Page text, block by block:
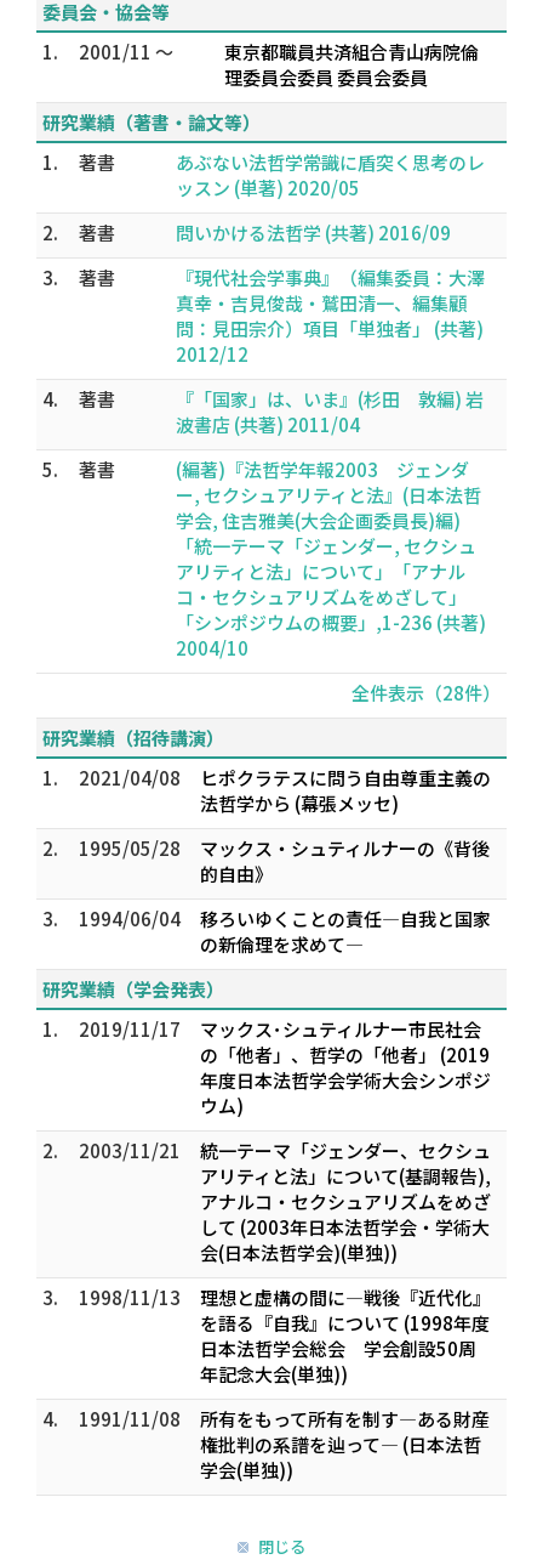
委員会・協会等
1.
2001/11 ～
東京都職員共済組合青山病院倫
理委員会委員 委員会委員
研究業績（著書・論文等）
1.
著書
あぶない法哲学――常識に盾突く思考のレ
ッスン (単著) 2020/05
2.
著書
問いかける法哲学 (共著) 2016/09
3.
著書
『現代社会学事典』（編集委員：大澤
真幸・吉見俊哉・鷲田清一、編集顧
問：見田宗介）項目「単独者」 (共著)
2012/12
4.
著書
『「国家」は、いま』(杉田 敦編) 岩
波書店 (共著) 2011/04
5.
著書
(編著)『法哲学年報2003 ジェンダ
ー, セクシュアリティと法』(日本法哲
学会, 住吉雅美(大会企画委員長)編)
「統一テーマ「ジェンダー, セクシュ
アリティと法」について」「アナル
コ・セクシュアリズムをめざして」
「シンポジウムの概要」,1-236 (共著)
2004/10
全件表示（28件）
研究業績（招待講演）
1.
2021/04/08
ヒポクラテスに問う――自由尊重主義の
法哲学から (幕張メッセ)
2.
1995/05/28
マックス・シュティルナーの《背後
的自由》
3.
1994/06/04
移ろいゆくことの責任―自我と国家
の新倫理を求めて―
研究業績（学会発表）
1.
2019/11/17
マックス･シュティルナー――市民社会
の「他者」、哲学の「他者」 (2019
年度日本法哲学会学術大会シンポジ
ウム)
2.
2003/11/21
統一テーマ「ジェンダー、セクシュ
アリティと法」について(基調報告),
アナルコ・セクシュアリズムをめざ
して (2003年日本法哲学会・学術大
会(日本法哲学会)(単独))
3.
1998/11/13
理想と虚構の間に―戦後『近代化』
を語る『自我』について (1998年度
日本法哲学会総会 学会創設50周
年記念大会(単独))
4.
1991/11/08
所有をもって所有を制す―ある財産
権批判の系譜を辿って― (日本法哲
学会(単独))
閉じる